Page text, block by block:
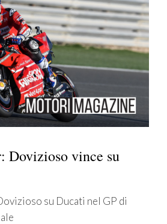
Dovizioso vince su
su Ducati nel GP di